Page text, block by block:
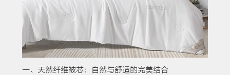
一、天然纤维被芯：自然与舒适的完美结合